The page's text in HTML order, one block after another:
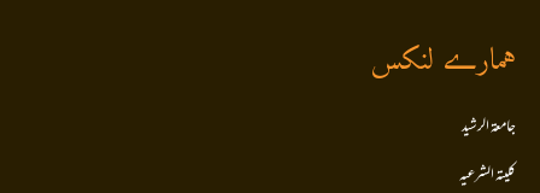
ہمارے لنکس
جامعۃ الرشید
کلیتہ الشرعیہ